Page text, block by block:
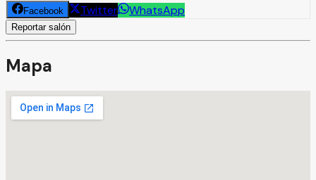
Facebook Twitter WhatsApp
Reportar salón
Mapa